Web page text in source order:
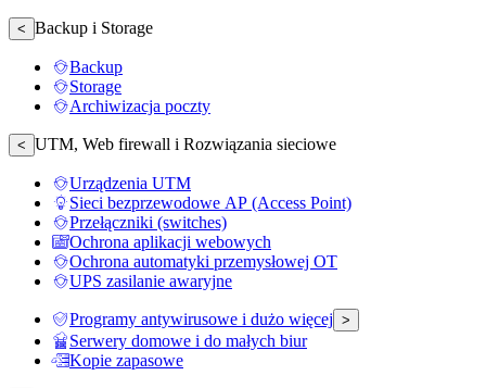
< Backup i Storage
Backup
Storage
Archiwizacja poczty
< UTM, Web firewall i Rozwiązania sieciowe
Urządzenia UTM
Sieci bezprzewodowe AP (Access Point)
Przełączniki (switches)
Ochrona aplikacji webowych
Ochrona automatyki przemysłowej OT
UPS zasilanie awaryjne
Programy antywirusowe i dużo więcej >
Serwery domowe i do małych biur
Kopie zapasowe